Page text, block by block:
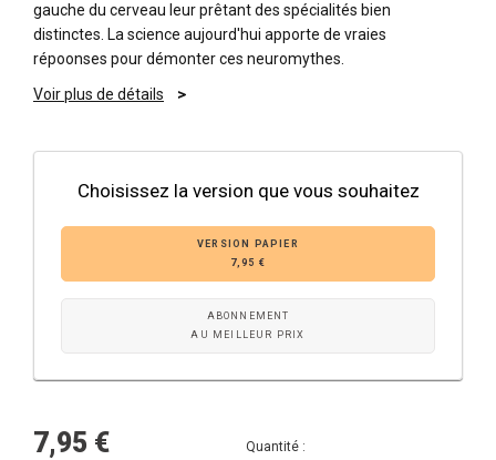
gauche du cerveau leur prêtant des spécialités bien
distinctes. La science aujourd'hui apporte de vraies
répoonses pour démonter ces neuromythes.
Voir plus de détails
Choisissez la version que vous souhaitez
VERSION PAPIER
7,95 €
ABONNEMENT
AU MEILLEUR PRIX
7,95 € Quantité :